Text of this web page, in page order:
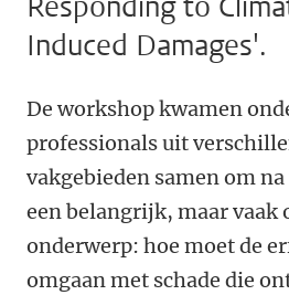
Induced Damages'.
De workshop kwamen
professionals uit
vakgebieden samen om
een belangrijk, maar vaak
onderwerp: hoe moet de
omgaan met schade die